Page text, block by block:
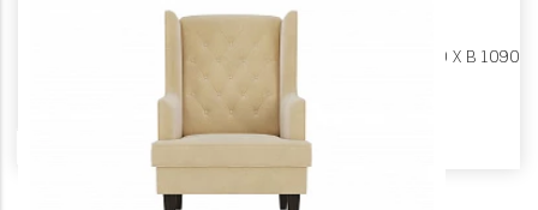
Ш 805 X Г 760 X В 1090